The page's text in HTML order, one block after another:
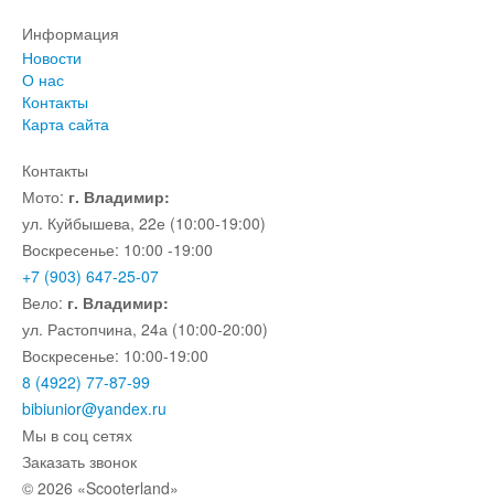
Информация
Новости
О нас
Контакты
Карта сайта
Контакты
Мото: г. Владимир:
ул. Куйбышева, 22е (10:00-19:00)
Воскресенье: 10:00 -19:00
+7 (903) 647-25-07
Вело: г. Владимир:
ул. Растопчина, 24а (10:00-20:00)
Воскресенье: 10:00-19:00
8 (4922) 77-87-99
bibiunior@yandex.ru
Мы в соц сетях
Заказать звонок
© 2026 «Scooterland»